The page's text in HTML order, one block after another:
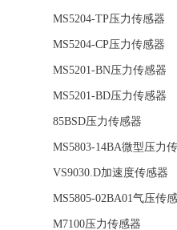
MS5204-TP压力传感器
MS5204-CP压力传感器
MS5201-BN压力传感器
MS5201-BD压力传感器
85BSD压力传感器
MS5803-14BA微型压力
VS9030.D加速度传感器
MS5805-02BA01气压传
M7100压力传感器